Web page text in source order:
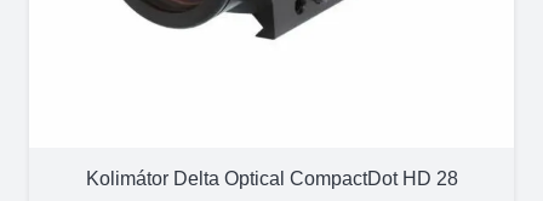
Kolimátor Delta Optical CompactDot HD 28